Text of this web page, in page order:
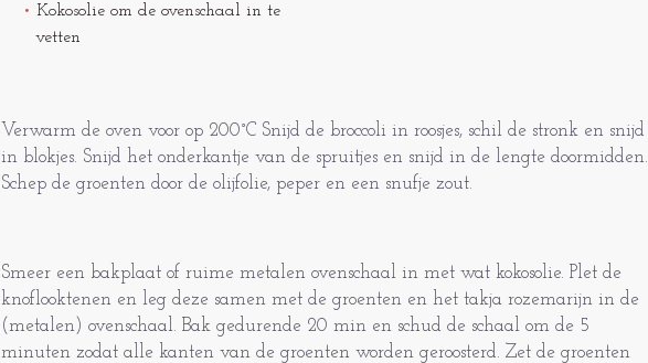
Kokosolie om de ovenschaal in te
vetten
Verwarm de oven voor op 200°C Snijd de broccoli in roosjes, schil de stronk en snijd
in blokjes. Snijd het onderkantje van de spruitjes en snijd in de lengte doormidden.
Schep de groenten door de olijfolie, peper en een snufje zout.
Smeer een bakplaat of ruime metalen ovenschaal in met wat kokosolie. Plet de
knoflooktenen en leg deze samen met de groenten en het takja rozemarijn in de
(metalen) ovenschaal. Bak gedurende 20 min en schud de schaal om de 5
minuten zodat alle kanten van de groenten worden geroosterd. Zet de groenten